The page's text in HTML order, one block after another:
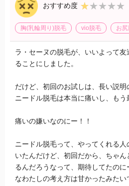
おすすめ度 ★★★★★
★★★★★
胸(乳輪周り)脱毛 vio脱毛 お
ラ・セーヌの脱毛が、いいよって
ることにしました。
だけど、初回のお試しは、長い説明
ニードル脱毛は本当に痛いし、もう
痛いの嫌いなのにー！！
ニードル脱毛って、やってくれる
いたんだけど、初回だから、ちゃ
るんだろうなって、期待してたの
なわたしの考え方は甘かったみたい